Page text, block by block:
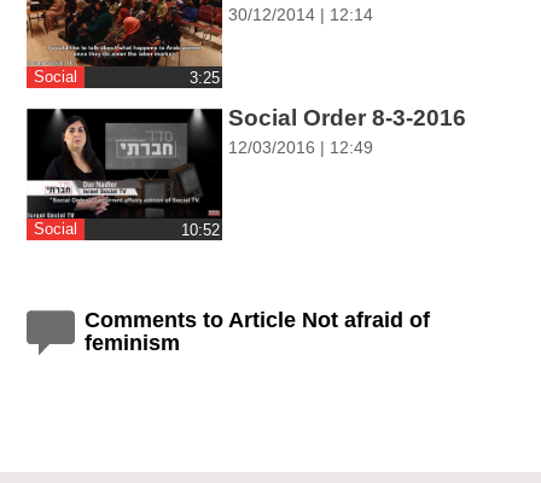
Social ‎3:25
30/12/2014 | 12:14
Social ‎10:52
Social Order 8-3-2016
12/03/2016 | 12:49
Comments to Article Not afraid of
feminism